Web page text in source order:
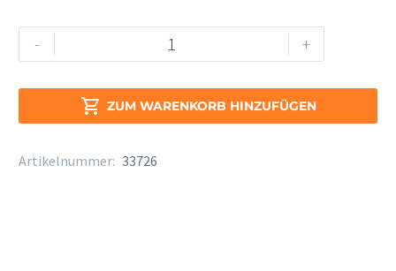
-
PROTEC
Waldhorn
+
 ZUM WARENKORB HINZUFÜGEN
Alternative:
Artikelnummer: 33726